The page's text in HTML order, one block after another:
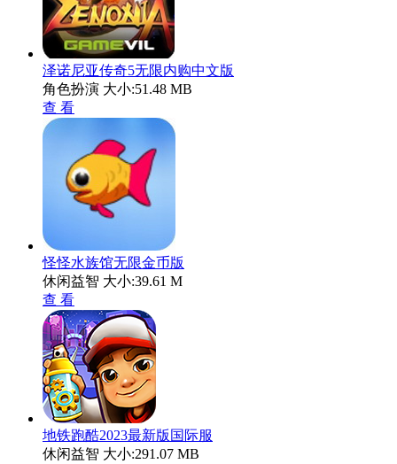
泽诺尼亚传奇5无限内购中文版
角色扮演 大小:51.48 MB
查 看
怪怪水族馆无限金币版
休闲益智 大小:39.61 M
查 看
地铁跑酷2023最新版国际服
休闲益智 大小:291.07 MB